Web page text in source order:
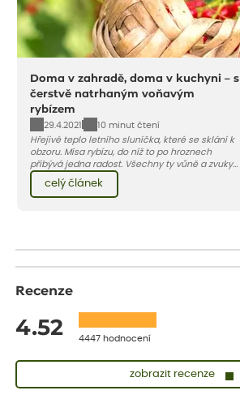
Doma v zahradě, doma v kuchyni – s
čerstvě natrhaným voňavým
rybízem
29.4.2021
10 minut čtení
Hřejivé teplo letního sluníčka, které se sklání k
obzoru. Mísa rybízu, do níž to po hroznech
přibývá jedna radost. Všechny ty vůně a zvuky
červencové zahrady. Sklizeň rybízu do kuchyně
vnese neuvěřitelný klid a radost. A taky trochu
bezstarostnosti dětství při mlsání babiččina
celý článek
Recenze
4.52 4447 hodnocení
zobrazit recenze